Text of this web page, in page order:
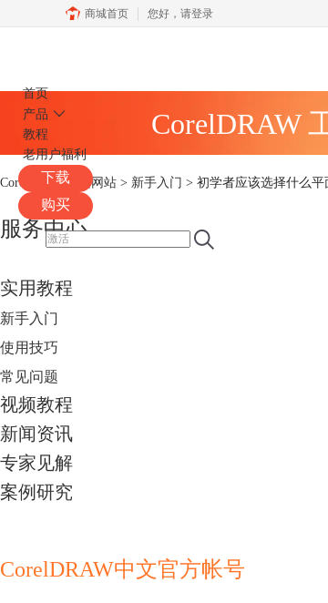
商城首页 您好， 请登录
首页
产品
教程
老用户福利
下载
购买
CorelDRAW
CorelDRAW中文网站 > 新手入门 > 初学者应该选择什么平
服务中心
实用教程
新手入门
使用技巧
常见问题
视频教程
新闻资讯
专家见解
案例研究
CorelDRAW中文官方帐号